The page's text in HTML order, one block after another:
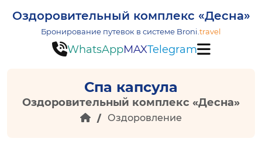
Оздоровительный комплекс «Десна»
Бронирование путевок в системе Broni. travel
WhatsAppMAXTelegram
Спа капсула
Оздоровительный комплекс «Десна»
Оздоровление